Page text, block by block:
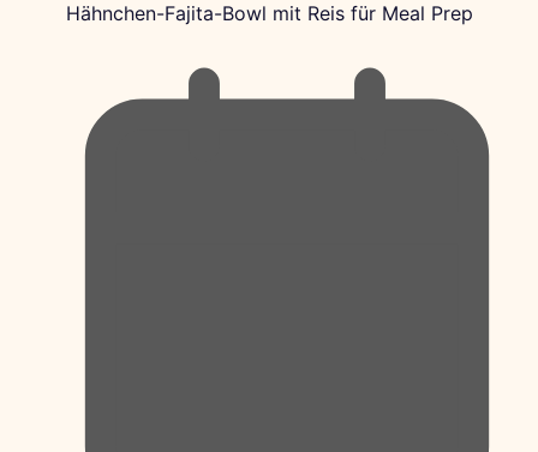
Hähnchen-Fajita-Bowl mit Reis für Meal Prep